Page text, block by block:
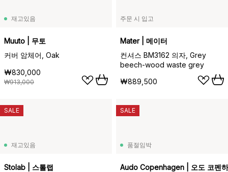
재고있음
Muuto | 무토
커버 암체어, Oak
₩830,000
₩913,000
주문 시 입고
Mater | 메이터
컨셔스 BM3162 의자, Grey
beech-wood waste grey
₩889,500
재고있음
Stolab | 스톨랩
SALE
품절임박
Audo Copenhagen | 오도 코펜
SALE